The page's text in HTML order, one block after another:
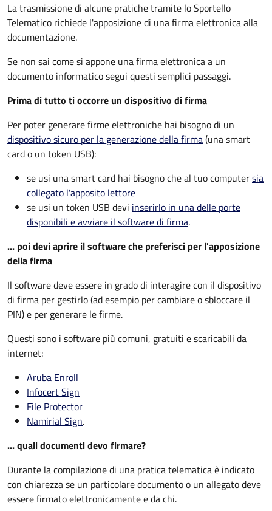
La trasmissione di alcune pratiche tramite lo Sportello
Telematico richiede l'apposizione di una firma elettronica alla
documentazione.
Se non sai come si appone una firma elettronica a un
documento informatico segui questi semplici passaggi.
Prima di tutto ti occorre un dispositivo di firma
Per poter generare firme elettroniche hai bisogno di un
dispositivo sicuro per la generazione della firma(una smart
card o un token USB):
se usi una smart card hai bisogno che al tuo computersia
collegato l'apposito lettore
se usi un token USB devi inserirlo in una delle porte
disponibili e avviare il software di firma.
... poi devi aprire il software che preferisci per l'apposizione
della firma
Il software deve essere in grado di interagire con il dispositivo
di firma per gestirlo (ad esempio per cambiare o sbloccare il
PIN) e per generare le firme.
Questi sono i software più comuni, gratuiti e scaricabili da
internet:
Aruba Enroll
Infocert Sign
File Protector
Namirial Sign.
... quali documenti devo firmare?
Durante la compilazione di una pratica telematica è indicato
con chiarezza se un particolare documento o un allegato deve
essere firmato elettronicamente e da chi.